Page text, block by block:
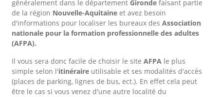
généralement dans le département Gironde faisant partie
de la région Nouvelle-Aquitaine et avez besoin
d'informations pour localiser les bureaux des Association
nationale pour la formation professionnelle des adultes
(AFPA).
Il vous sera donc facile de choisir le site AFPA le plus
simple selon l'itinéraire utilisable et ses modalités d'accès
(places de parking, lignes de bus, ect.). En effet cela peut
être le cas si vous venez d'une autre localité du